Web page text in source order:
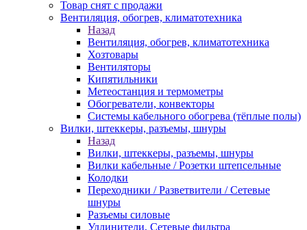
Товар снят с продажи
Вентиляция, обогрев, климатотехника
Назад
Вентиляция, обогрев, климатотехника
Хозтовары
Вентиляторы
Кипятильники
Метеостанция и термометры
Обогреватели, конвекторы
Системы кабельного обогрева (тёплые полы)
Вилки, штеккеры, разъемы, шнуры
Назад
Вилки, штеккеры, разъемы, шнуры
Вилки кабельные / Розетки штепсельные
Колодки
Переходники / Разветвители / Сетевые
шнуры
Разъемы силовые
Удлинители, Сетевые фильтра